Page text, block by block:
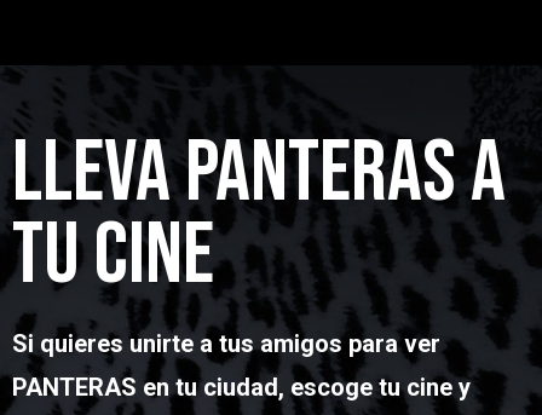
LLEVA PANTERAS A
TU CINE
Si quieres unirte a tus amigos para ver
PANTERAS en tu ciudad, escoge tu cine y